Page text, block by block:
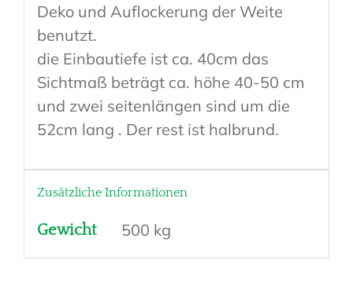
Deko und Auflockerung der Weite
benutzt.
die Einbautiefe ist ca. 40cm das
Sichtmaß beträgt ca. höhe 40-50 cm
und zwei seitenlängen sind um die
52cm lang . Der rest ist halbrund.
Zusätzliche Informationen
Gewicht 500 kg